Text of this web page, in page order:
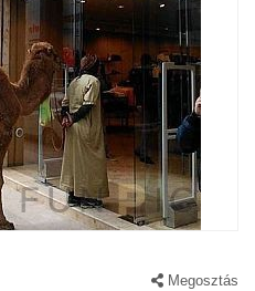
Megosztás